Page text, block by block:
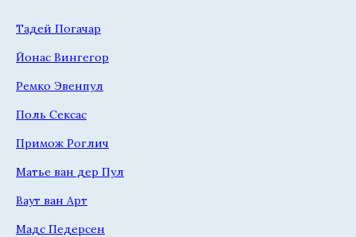
Тадей Погачар
Йонас Вингегор
Ремко Эвенпул
Поль Сексас
Примож Роглич
Матье ван дер Пул
Ваут ван Арт
Мадс Педерсен